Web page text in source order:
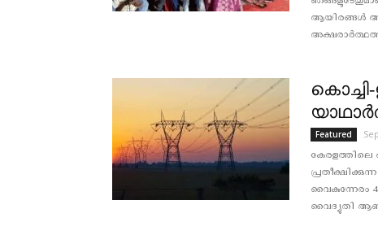
ആയിരങ്ങൾ
Featured
കേരളത്തിലെ
വൈകുന്നേരം
വൈദ്യുതി